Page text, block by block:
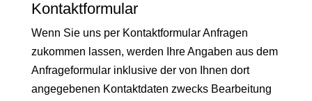
Kontaktformular
Wenn Sie uns per Kontaktformular Anfragen
zukommen lassen, werden Ihre Angaben aus dem
Anfrageformular inklusive der von Ihnen dort
angegebenen Kontaktdaten zwecks Bearbeitung